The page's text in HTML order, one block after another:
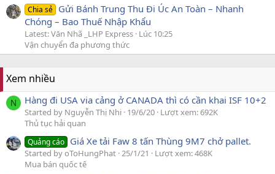
Chia sẻ Gửi Bánh Trung Thu Đi Úc An Toàn – Nhanh
Chóng – Bao Thuế Nhập Khẩu
Latest: Văn Nhã _LHP Express Lúc 10:25
Vận chuyển đa phương thức
Xem nhiều
N Hàng đi USA via cảng ở CANADA thì có cần khai ISF 10+2
Started by Nguyễn Thị Nhi 19/6/20 Lượt xem: 692K
Thủ tục hải quan
Quảng cáo Giá Xe tải Faw 8 tấn Thùng 9M7 chở pallet.
Started by oToHungPhat 25/1/21
Lượt xem: 468K
Mua bán quốc tế